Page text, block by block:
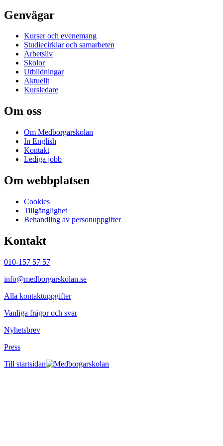
Genvägar
Kurser och evenemang
Studiecirklar och samarbeten
Arbetsliv
Skolor
Utbildningar
Aktuellt
Kursledare
Om oss
Om Medborgarskolan
In English
Kontakt
Lediga jobb
Om webbplatsen
Cookies
Tillgänglighet
Behandling av personuppgifter
Kontakt
010-157 57 57
info@medborgarskolan.se
Alla kontaktuppgifter
Vanliga frågor och svar
Nyhetsbrev
Press
Till startsidan